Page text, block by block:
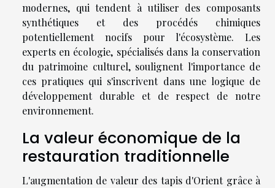
modernes, qui tendent à utiliser des composants
synthétiques et des procédés chimiques
potentiellement nocifs pour l'écosystème. Les
experts en écologie, spécialisés dans la conservation
du patrimoine culturel, soulignent l'importance de
ces pratiques qui s'inscrivent dans une logique de
développement durable et de respect de notre
environnement.
La valeur économique de la
restauration traditionnelle
L'augmentation de valeur des tapis d'Orient grâce à